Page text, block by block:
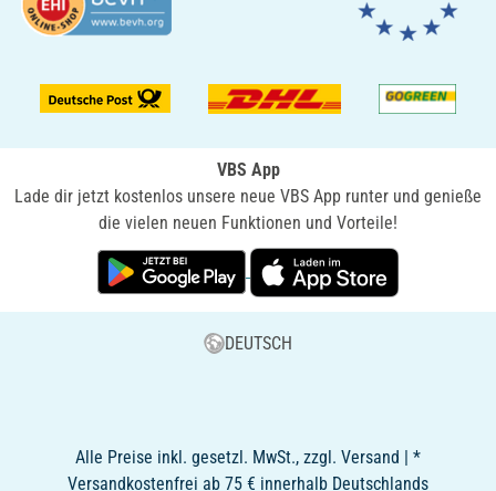
VBS App
Lade dir jetzt kostenlos unsere neue VBS App runter und genieße
die vielen neuen Funktionen und Vorteile!
DEUTSCH
Alle Preise inkl. gesetzl. MwSt., zzgl. Versand | *
Versandkostenfrei ab 75 € innerhalb Deutschlands